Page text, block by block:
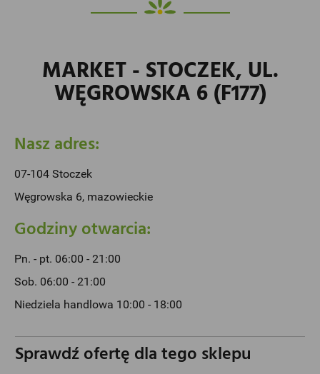
MARKET - STOCZEK, UL.
WĘGROWSKA 6 (F177)
Nasz adres:
07-104 Stoczek
Węgrowska 6, mazowieckie
Godziny otwarcia:
Pn. - pt. 06:00 - 21:00
Sob. 06:00 - 21:00
Niedziela handlowa 10:00 - 18:00
Sprawdź ofertę dla tego sklepu